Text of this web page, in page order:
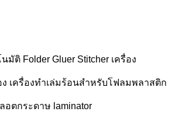
มัติ Folder Gluer Stitcher เครื่อง
เครื่องทําเล่มร้อนสําหรับโฟลมพลาสติก
อตกระดาษ laminator